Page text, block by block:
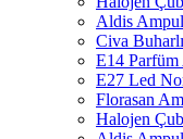
Aldis
Civa
E14
E27 Led
Florasan
Halojen